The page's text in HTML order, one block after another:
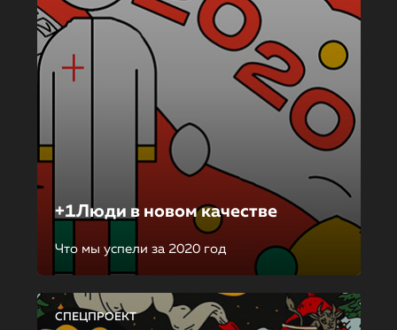
+1Люди в новом качестве
Что мы успели за 2020 год
СПЕЦПРОЕКТ